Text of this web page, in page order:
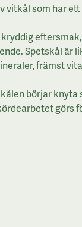
vitkål som har
Spetskål är
främst
börjar knyta
görs